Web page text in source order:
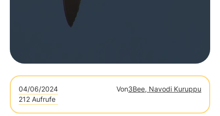
04/06/2024 Von3Bee, Navodi Kuruppu
212 Aufrufe